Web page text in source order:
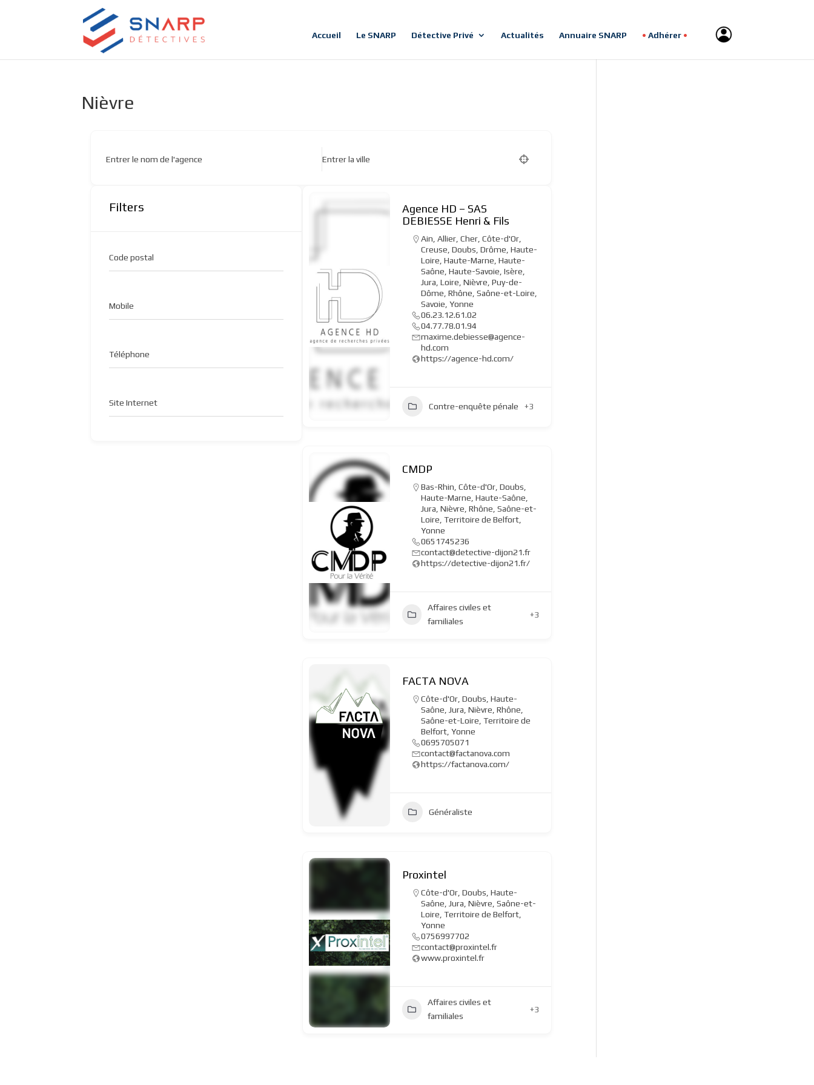
Accueil Le SNARP Détective Privé Actualités Annuaire SNARP Adhérer
Nièvre
Entrer le nom de l'agence Entrer la ville
Filters
Code postal
Mobile
Téléphone
Site Internet
Agence HD – SAS
DEBIESSE Henri & Fils
Ain Allier, Cher, Côte-d'Or,
Creuse Doubs Drôme Haute-
Loire Haute-Marne Haute-
Saône Haute-Savoie Isère
Jura Loire Nièvre Puy-de-
Dôme Rhône Saône-et-Loire
Savoie Yonne
06.23.12.61.02
04.77.78.01.94
maxime.debiesse@agence-
hd.com
https://agence-hd.com/
Contre-enquête pénale +3
CMDP
Bas-Rhin Côte-d'Or, Doubs
Haute-Marne Haute-Saône
Jura Nièvre Rhône Saône-et-
Loire Territoire de Belfort,
Yonne
0651745236
contact@detective-dijon21.fr
https://detective-dijon21.fr/
Affaires civiles et
familiales
+3
FACTA NOVA
Côte-d'Or, Doubs Haute-
Saône
Jura Nièvre Rhône
Saône-et-Loire Territoire de
Belfort, Yonne
0695705071
contact@factanova.com
https://factanova.com/
Généraliste
Proxintel
Côte-d'Or, Doubs Haute-
Saône
Jura Nièvre Saône-et-
Loire Territoire de Belfort,
Yonne
0756997702
contact@proxintel.fr
www.proxintel.fr
Affaires civiles et
familiales
+3